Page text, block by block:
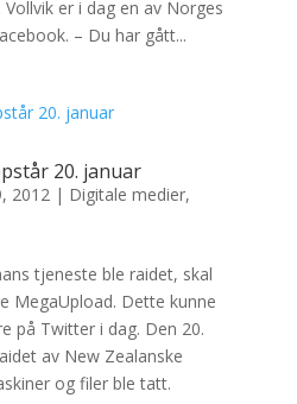
er i dag en av Norges
– Du har gått...
20. januar
2012| Digitale medier,
tjeneste ble raidet, skal
MegaUpload. Dette kunne
på Twitter i dag. Den 20.
av New Zealanske
og filer ble tatt.